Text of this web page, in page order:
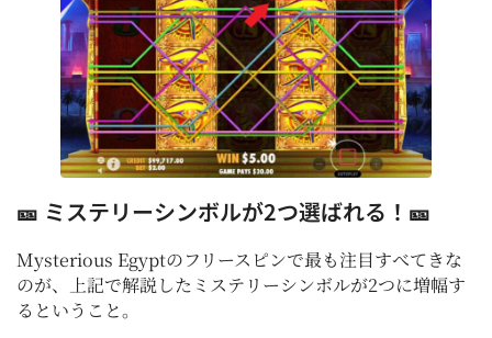
🎫 ミステリーシンボルが2つ選ばれる！🎫
Mysterious Egyptのフリースピンで最も注目すべてきな
のが、上記で解説したミステリーシンボルが2つに増幅す
るということ。